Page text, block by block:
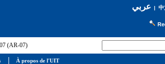
عربي| 中
(AR-07)
À propos de l'UIT